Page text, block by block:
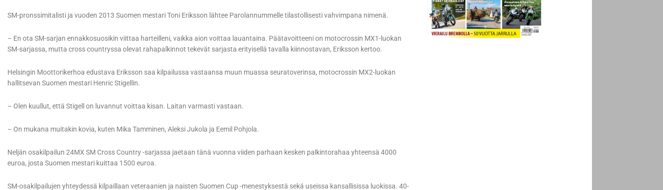
SM-pronssimitalisti ja vuoden 2013 Suomen mestari Toni Eriksson lähtee Parolannummelle tilastollisesti vahvimpana nimenä.
– En ota SM-sarjan ennakkosuosikin viittaa harteilleni, vaikka aion voittaa lauantaina. Päätavoitteeni on motocrossin MX1-luokan
SM-sarjassa, mutta cross countryssa olevat rahapalkinnot tekevät sarjasta erityisellä tavalla kiinnostavan, Eriksson kertoo.
Helsingin Moottorikerhoa edustava Eriksson saa kilpailussa vastaansa muun muassa seuratoverinsa, motocrossin MX2-luokan
hallitsevan Suomen mestari Henric Stigellin.
– Olen kuullut, että Stigell on luvannut voittaa kisan. Laitan varmasti vastaan.
– On mukana muitakin kovia, kuten Mika Tamminen, Aleksi Jukola ja Eemil Pohjola.
Neljän osakilpailun 24MX SM Cross Country -sarjassa jaetaan tänä vuonna viiden parhaan kesken palkintorahaa yhteensä 4000
euroa, josta Suomen mestari kuittaa 1500 euroa.
SM-osakilpailujen yhteydessä kilpaillaan veteraanien ja naisten Suomen Cup -menestyksestä sekä useissa kansallisissa luokissa. 40-